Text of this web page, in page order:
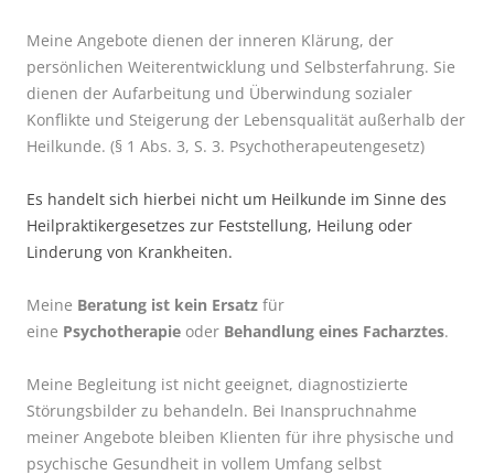
Meine Angebote dienen der inneren Klärung, der
persönlichen Weiterentwicklung und Selbsterfahrung. Sie
dienen der Aufarbeitung und Überwindung sozialer
Konflikte und Steigerung der Lebensqualität außerhalb der
Heilkunde. (§ 1 Abs. 3, S. 3. Psychotherapeutengesetz)
Es handelt sich hierbei nicht um Heilkunde im Sinne des
Heilpraktikergesetzes zur Feststellung, Heilung oder
Linderung von Krankheiten.
Meine Beratung ist kein Ersatz für
eine Psychotherapie oder Behandlung eines Facharztes.
Meine Begleitung ist nicht geeignet, diagnostizierte
Störungsbilder zu behandeln. Bei Inanspruchnahme
meiner Angebote bleiben Klienten für ihre physische und
psychische Gesundheit in vollem Umfang selbst